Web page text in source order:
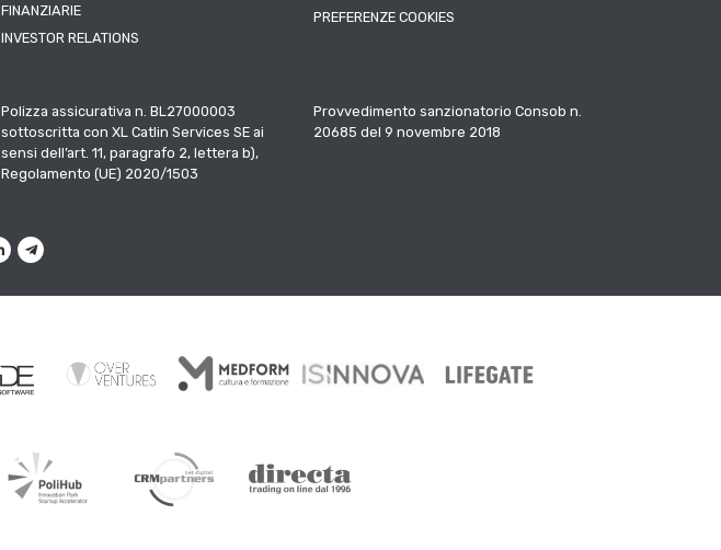
FINANZIARIE
INVESTOR RELATIONS
PREFERENZE COOKIES
Polizza assicurativa n. BL27000003
sottoscritta con XL Catlin Services SE ai
sensi dell’art. 11, paragrafo 2, lettera b),
Regolamento (UE) 2020/1503
Provvedimento sanzionatorio Consob n.
20685 del 9 novembre 2018